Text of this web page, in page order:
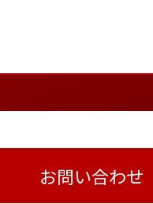
お問い合わせ